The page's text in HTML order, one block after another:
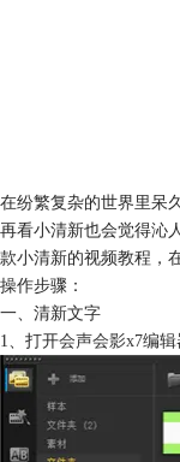
在纷繁复杂的世界里呆
再看小清新也会觉得沁
款小清新的视频教程，
操作步骤：
一、清新文字
1、打开会声会影x7编辑